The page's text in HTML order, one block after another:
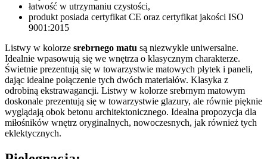
łatwość w utrzymaniu czystości,
produkt posiada certyfikat CE oraz certyfikat jakości ISO
9001:2015
Listwy w kolorze srebrnego matu są niezwykle uniwersalne.
Idealnie wpasowują się we wnętrza o klasycznym charakterze.
Świetnie prezentują się w towarzystwie matowych płytek i paneli,
dając idealne połączenie tych dwóch materiałów. Klasyka z
odrobiną ekstrawagancji. Listwy w kolorze srebrnym matowym
doskonale prezentują się w towarzystwie glazury, ale równie pięknie
wyglądają obok betonu architektonicznego. Idealna propozycja dla
miłośników wnętrz oryginalnych, nowoczesnych, jak również tych
eklektycznych.